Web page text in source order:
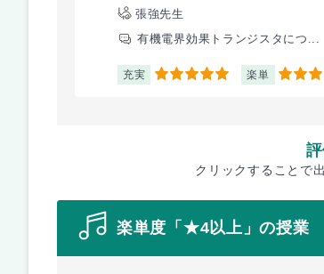
張強先生
有機電界効果トランジスタにつ...
充実 5 楽単 5
クリックすることで
楽単度「★4以上」の授業